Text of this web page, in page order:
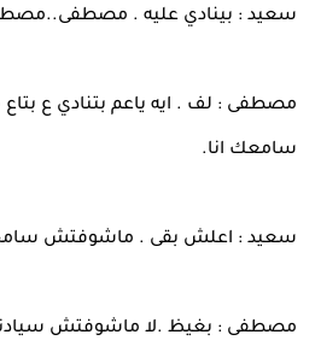
سعيد : بينادي عليه .
مصطفى : لف . ايه ياعم بتنادي ع بتاع
سامعك انا.
سعيد : اعلش بقى . ماشوفتش
مصطفى : بغيظ .لا ماشوفتش